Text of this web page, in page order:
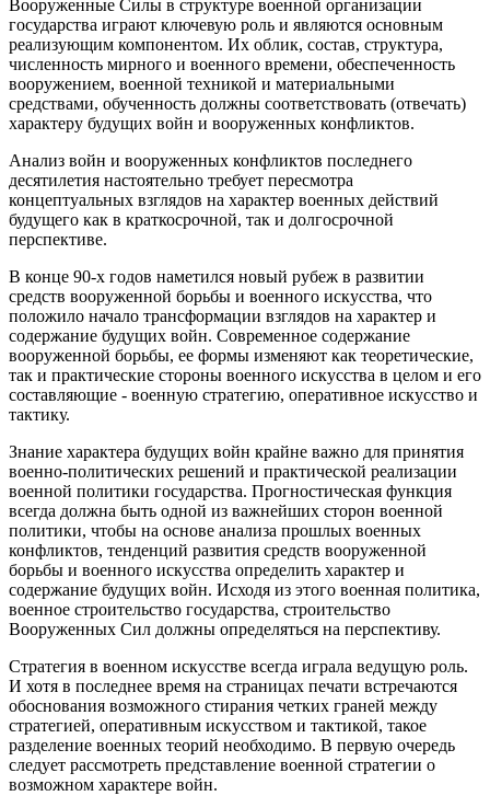
Вооруженные Силы в структуре военной организации
государства играют ключевую роль и являются основным
реализующим компонентом. Их облик, состав, структура,
численность мирного и военного времени, обеспеченность
вооружением, военной техникой и материальными
средствами, обученность должны соответствовать (отвечать)
характеру будущих войн и вооруженных конфликтов.
Анализ войн и вооруженных конфликтов последнего
десятилетия настоятельно требует пересмотра
концептуальных взглядов на характер военных действий
будущего как в краткосрочной, так и долгосрочной
перспективе.
В конце 90-х годов наметился новый рубеж в развитии
средств вооруженной борьбы и военного искусства, что
положило начало трансформации взглядов на характер и
содержание будущих войн. Современное содержание
вооруженной борьбы, ее формы изменяют как теоретические,
так и практические стороны военного искусства в целом и его
составляющие - военную стратегию, оперативное искусство и
тактику.
Знание характера будущих войн крайне важно для принятия
военно-политических решений и практической реализации
военной политики государства. Прогностическая функция
всегда должна быть одной из важнейших сторон военной
политики, чтобы на основе анализа прошлых военных
конфликтов, тенденций развития средств вооруженной
борьбы и военного искусства определить характер и
содержание будущих войн. Исходя из этого военная политика,
военное строительство государства, строительство
Вооруженных Сил должны определяться на перспективу.
Стратегия в военном искусстве всегда играла ведущую роль.
И хотя в последнее время на страницах печати встречаются
обоснования возможного стирания четких граней между
стратегией, оперативным искусством и тактикой, такое
разделение военных теорий необходимо. В первую очередь
следует рассмотреть представление военной стратегии о
возможном характере войн.